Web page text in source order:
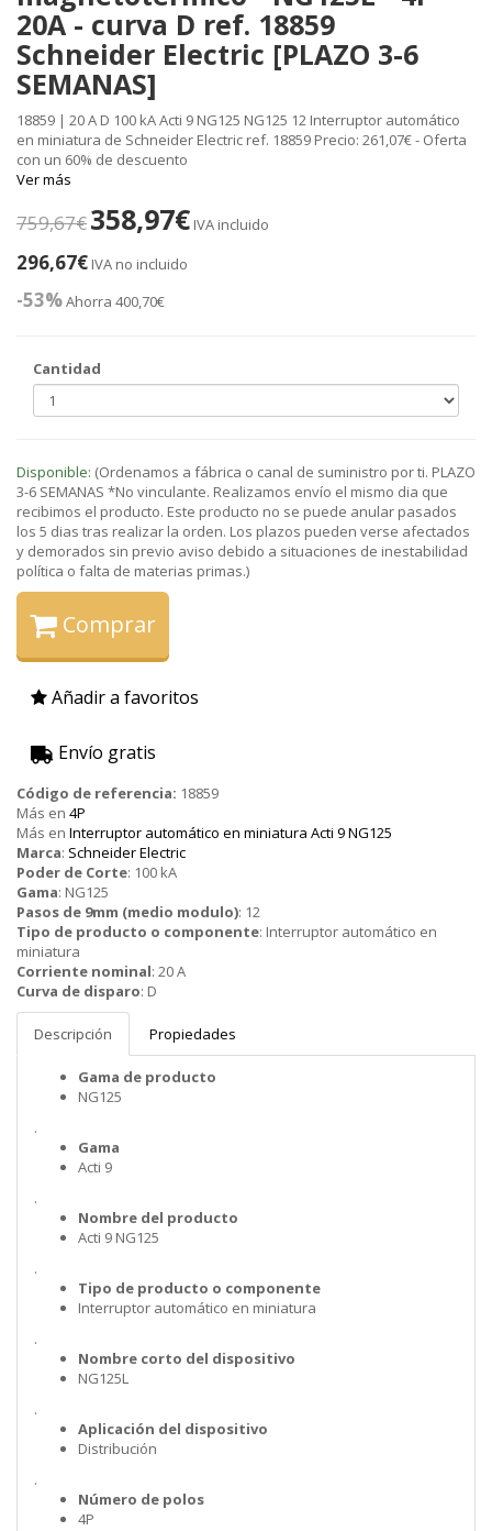
20A - curva D ref. 18859
Schneider Electric [PLAZO 3-6
SEMANAS]
18859 | 20 A D 100 kA Acti 9 NG125 NG125 12 Interruptor automático
en miniatura de Schneider Electric ref. 18859 Precio: 261,07€ - Oferta
con un 60% de descuento
Ver más
759,67€358,97€ IVA incluido
296,67€ IVA no incluido
-53%Ahorra 400,70€
Cantidad
Disponible: (Ordenamos a fábrica o canal de suministro por ti. PLAZO
3-6 SEMANAS *No vinculante. Realizamos envío el mismo dia que
recibimos el producto. Este producto no se puede anular pasados
los 5 dias tras realizar la orden. Los plazos pueden verse afectados
y demorados sin previo aviso debido a situaciones de inestabilidad
política o falta de materias primas.)
Comprar
Añadir a favoritos
Envío gratis
Código de referencia: 18859
Más en 4P
Más en Interruptor automático en miniatura Acti 9 NG125
Marca: Schneider Electric
Poder de Corte: 100 kA
Gama: NG125
Pasos de 9mm (medio modulo): 12
Tipo de producto o componente: Interruptor automático en
miniatura
Corriente nominal: 20 A
Curva de disparo: D
Descripción Propiedades
Gama de producto
NG125
.
Gama
Acti 9
.
Nombre del producto
Acti 9 NG125
.
Tipo de producto o componente
Interruptor automático en miniatura
.
Nombre corto del dispositivo
NG125L
.
Aplicación del dispositivo
Distribución
.
Número de polos
4P